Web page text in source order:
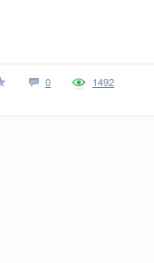
0 1492